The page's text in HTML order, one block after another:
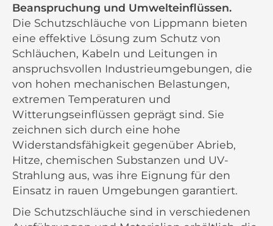
Beanspruchung und Umwelteinflüssen.
Die Schutzschläuche von Lippmann bieten
eine effektive Lösung zum Schutz von
Schläuchen, Kabeln und Leitungen in
anspruchsvollen Industrieumgebungen, die
von hohen mechanischen Belastungen,
extremen Temperaturen und
Witterungseinflüssen geprägt sind. Sie
zeichnen sich durch eine hohe
Widerstandsfähigkeit gegenüber Abrieb,
Hitze, chemischen Substanzen und UV-
Strahlung aus, was ihre Eignung für den
Einsatz in rauen Umgebungen garantiert.
Die Schutzschläuche sind in verschiedenen